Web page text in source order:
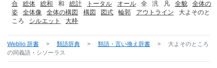
合
総体 総和 和 総計 トータル オール 全 汎 凡 全貌
全体の
姿
全体像 全体の構図 構図 図式 輪郭 アウトライン
大よそのと
ころ
シルエット 大枠
Weblio 辞書 > 類語辞典 > 類語・言い換え辞書 >
大よそのところ
の同義語・シソーラス